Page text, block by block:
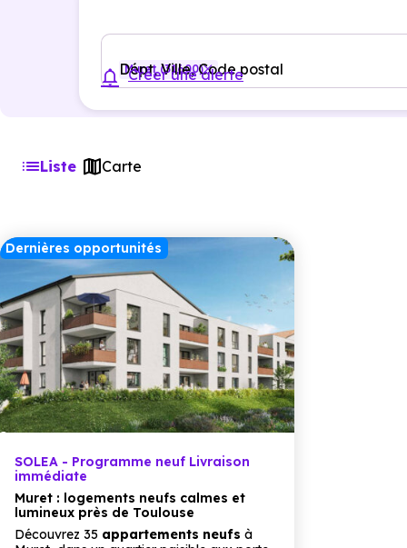
Dépt, Ville, Code postal
Muret (31600)
Créer une alerte
Liste Carte
Dernières opportunités
SOLEA - Programme neuf Livraison
immédiate
Muret : logements neufs calmes et
lumineux près de Toulouse
Découvrez 35 appartements neufs à